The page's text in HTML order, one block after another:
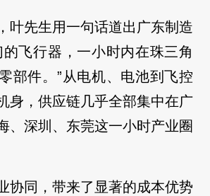
叶先生用一句话道出广东制造
的飞行器，一小时内在珠三角
部件。”从电机、电池到飞控
身，供应链几乎全部集中在广
、深圳、东莞这一小时产业圈
协同，带来了显著的成本优势